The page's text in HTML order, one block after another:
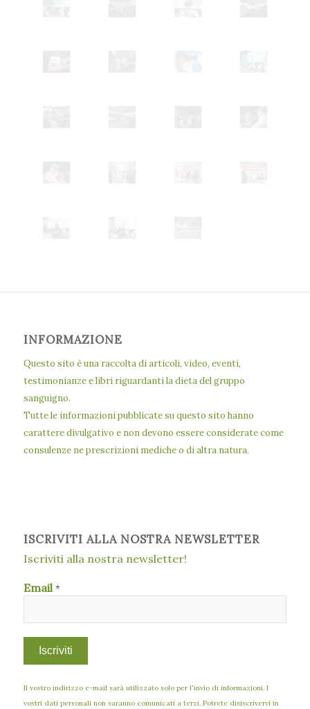
INFORMAZIONE
Questo sito è una raccolta di articoli, video, eventi,
testimonianze e libri riguardanti la dieta del gruppo
sanguigno.
Tutte le informazioni pubblicate su questo sito hanno
carattere divulgativo e non devono essere considerate come
consulenze ne prescrizioni mediche o di altra natura.
ISCRIVITI ALLA NOSTRA NEWSLETTER
Iscriviti alla nostra newsletter!
Email *
Il vostro indirizzo e-mail sarà utilizzato solo per l'invio di informazioni. I
vostri dati personali non saranno comunicati a terzi. Potrete disiscrivervi in